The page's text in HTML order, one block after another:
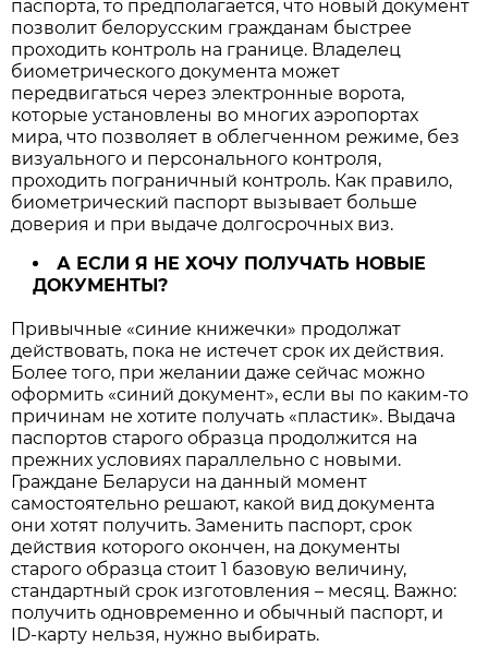
паспорта, то предполагается, что новый документ
позволит белорусским гражданам быстрее
проходить контроль на границе. Владелец
биометрического документа может
передвигаться через электронные ворота,
которые установлены во многих аэропортах
мира, что позволяет в облегченном режиме, без
визуального и персонального контроля,
проходить пограничный контроль. Как правило,
биометрический паспорт вызывает больше
доверия и при выдаче долгосрочных виз.
А ЕСЛИ Я НЕ ХОЧУ ПОЛУЧАТЬ НОВЫЕ
ДОКУМЕНТЫ?
Привычные «синие книжечки» продолжат
действовать, пока не истечет срок их действия.
Более того, при желании даже сейчас можно
оформить «синий документ», если вы по каким-то
причинам не хотите получать «пластик». Выдача
паспортов старого образца продолжится на
прежних условиях параллельно с новыми.
Граждане Беларуси на данный момент
самостоятельно решают, какой вид документа
они хотят получить. Заменить паспорт, срок
действия которого окончен, на документы
старого образца стоит 1 базовую величину,
стандартный срок изготовления – месяц. Важно:
получить одновременно и обычный паспорт, и
ID-карту нельзя, нужно выбирать.